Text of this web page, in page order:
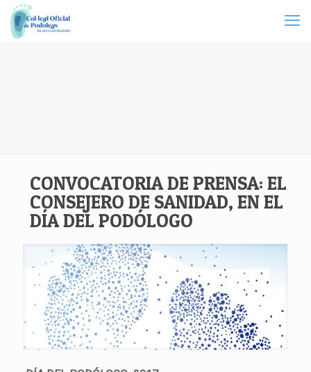
CONVOCATORIA DE PRENSA: EL
CONSEJERO DE SANIDAD, EN EL
DÍA DEL PODÓLOGO